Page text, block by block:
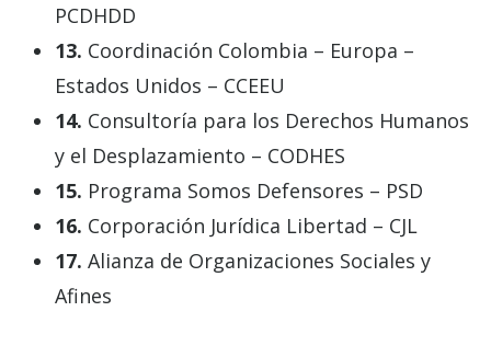
PCDHDD
13. Coordinación Colombia – Europa –
Estados Unidos – CCEEU
14. Consultoría para los Derechos Humanos
y el Desplazamiento – CODHES
15. Programa Somos Defensores – PSD
16. Corporación Jurídica Libertad – CJL
17. Alianza de Organizaciones Sociales y
Afines